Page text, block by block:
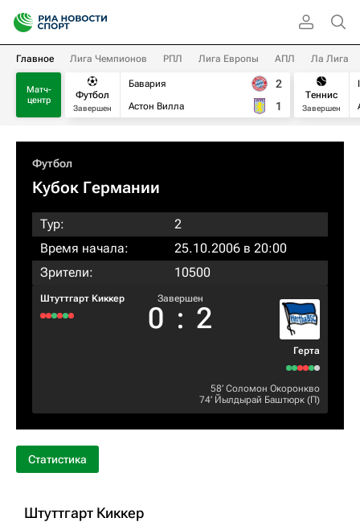
Главное Лига Чемпионов РПЛ Лига Европы АПЛ Ла Лига
Матч-
центр
Футбол
Завершен
Бавария
Астон Вилла
2
1
Теннис
Завершен
Футбол
Кубок Германии
Тур:
2
Время начала:
25.10.2006 в 20:00
Зрители:
10500
Штуттгарт Киккер Завершен
0 : 2
Герта
58‎’‎ Соломон Окоронкво
74‎’‎ Йылдырай Баштюрк (П)
Статистика
Штуттгарт Киккер